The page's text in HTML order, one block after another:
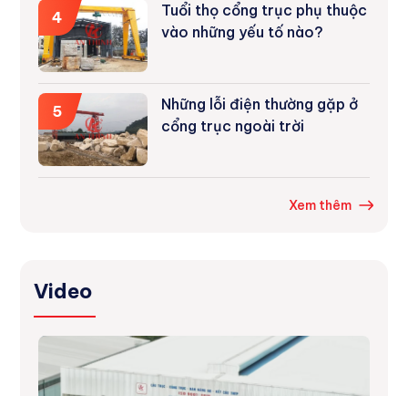
4
Tuổi thọ cổng trục phụ thuộc
vào những yếu tố nào?
5
Những lỗi điện thường gặp ở
cổng trục ngoài trời
Xem thêm
Video